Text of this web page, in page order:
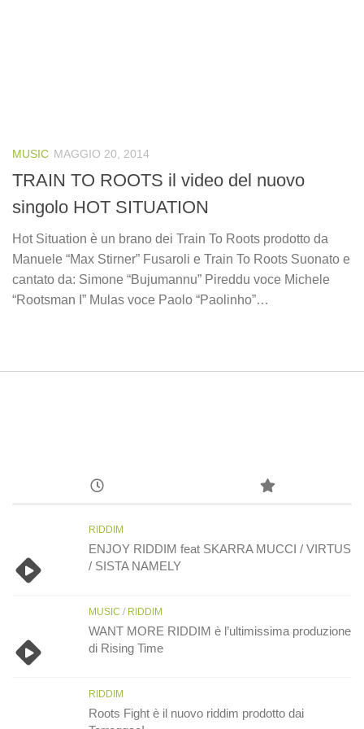
MUSIC MAGGIO 20, 2014
TRAIN TO ROOTS il video del nuovo
singolo HOT SITUATION
Hot Situation è un brano dei Train To Roots prodotto da
Manuele “Max Stirner” Fusaroli e Train To Roots Suonato e
cantato da: Simone “Bujumannu” Pireddu voce Michele
“Rootsman I” Mulas voce Paolo “Paolinho”…
RIDDIM
ENJOY RIDDIM feat SKARRA MUCCI / VIRTUS
/ SISTA NAMELY
MUSIC / RIDDIM
WANT MORE RIDDIM è l’ultimissima produzione
di Rising Time
RIDDIM
Roots Fight è il nuovo riddim prodotto dai